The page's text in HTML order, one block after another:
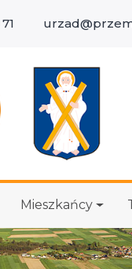
Mieszkańcy